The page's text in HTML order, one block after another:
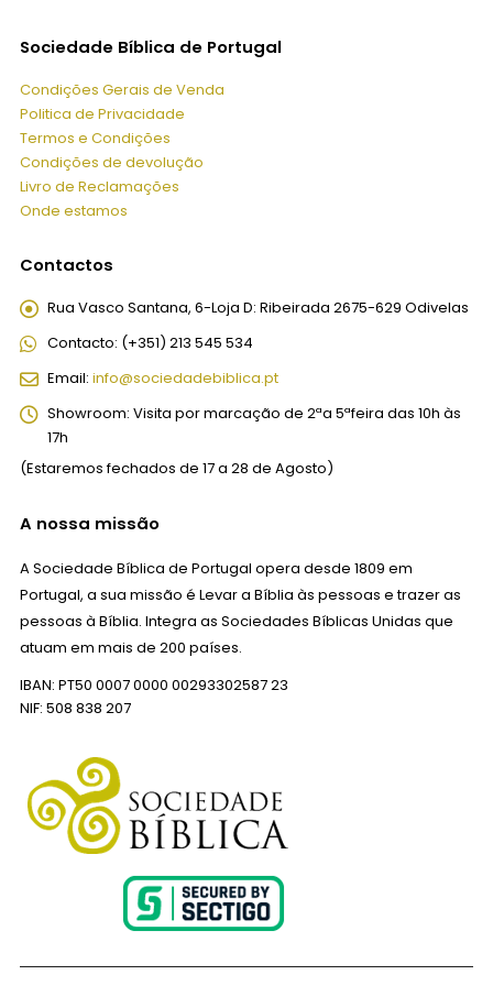
Sociedade Bíblica de Portugal
Condições Gerais de Venda
Politica de Privacidade
Termos e Condições
Condições de devolução
Livro de Reclamações
Onde estamos
Contactos
Rua Vasco Santana, 6-Loja D: Ribeirada 2675-629 Odivelas
Contacto: (+351) 213 545 534
Email: info@sociedadebiblica.pt
Showroom: Visita por marcação de 2ªa 5ªfeira das 10h às
17h
(Estaremos fechados de 17 a 28 de Agosto)
A nossa missão
A Sociedade Bíblica de Portugal opera desde 1809 em
Portugal, a sua missão é Levar a Bíblia às pessoas e trazer as
pessoas à Bíblia. Integra as Sociedades Bíblicas Unidas que
atuam em mais de 200 países.
IBAN: PT50 0007 0000 00293302587 23
NIF: 508 838 207